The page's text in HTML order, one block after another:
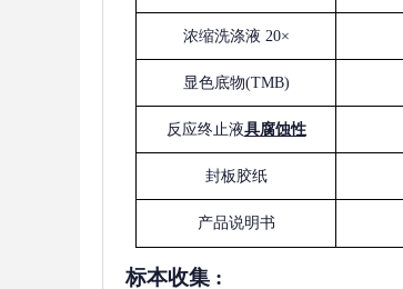
浓缩洗涤液 20×
显色底物(TMB)
反应终止液具腐蚀性
封板胶纸
产品说明书
标本收集 :